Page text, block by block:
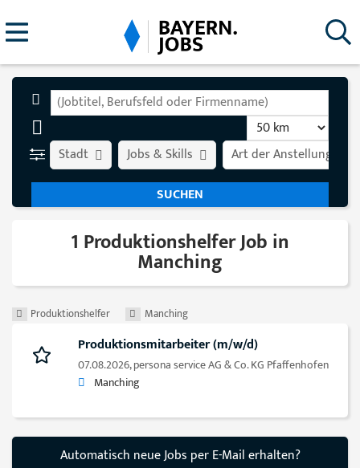
Stadt Art der Anstellung
Jobs & Skills
1 Produktionshelfer Job in
Manching
Produktionshelfer Manching
Produktionsmitarbeiter (m/w/d)
07.08.2026,persona service AG & Co. KG Pfaffenhofen
Manching
Automatisch neue Jobs per E-Mail erhalten?